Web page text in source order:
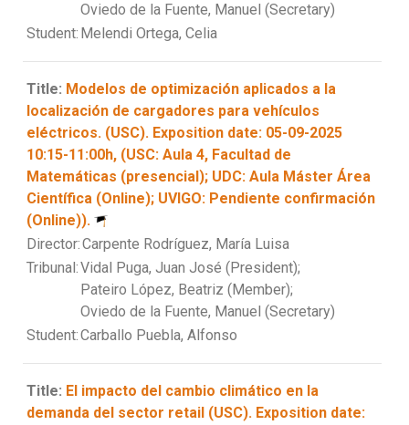
Oviedo de la Fuente, Manuel (Secretary)
Student: Melendi Ortega, Celia
Title: Modelos de optimización aplicados a la
localización de cargadores para vehículos
eléctricos. (USC). Exposition date: 05-09-2025
10:15-11:00h, (USC: Aula 4, Facultad de
Matemáticas (presencial); UDC: Aula Máster Área
Científica (Online); UVIGO: Pendiente confirmación
(Online)).
Director:Carpente Rodríguez, María Luisa
Tribunal:Vidal Puga, Juan José (President);
Pateiro López, Beatriz (Member);
Oviedo de la Fuente, Manuel (Secretary)
Student:Carballo Puebla, Alfonso
Title: El impacto del cambio climático en la
demanda del sector retail (USC). Exposition date: